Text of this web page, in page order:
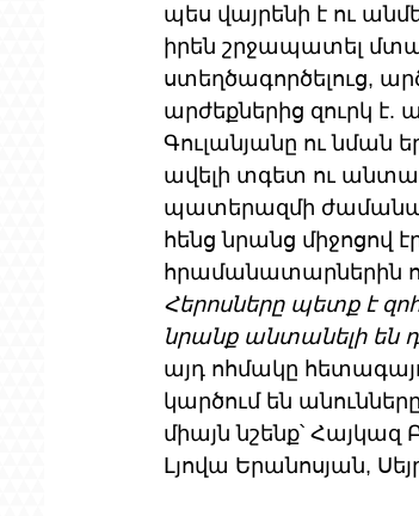
պես վայրենի է ու
իրեն շրջապատել
ստեղծագործելուց,
արժեքներից զուրկ
Գուլանյանը ու նման
ավելի տգետ ու
պատերազմի
հենց նրանց միջոցով
հրամանատարներին
Հերոսները պետք է
նրանք անտանելի են
այդ ոհմակը
կարծում են
միայն նշենք՝
Լյովա Երանոսյան,